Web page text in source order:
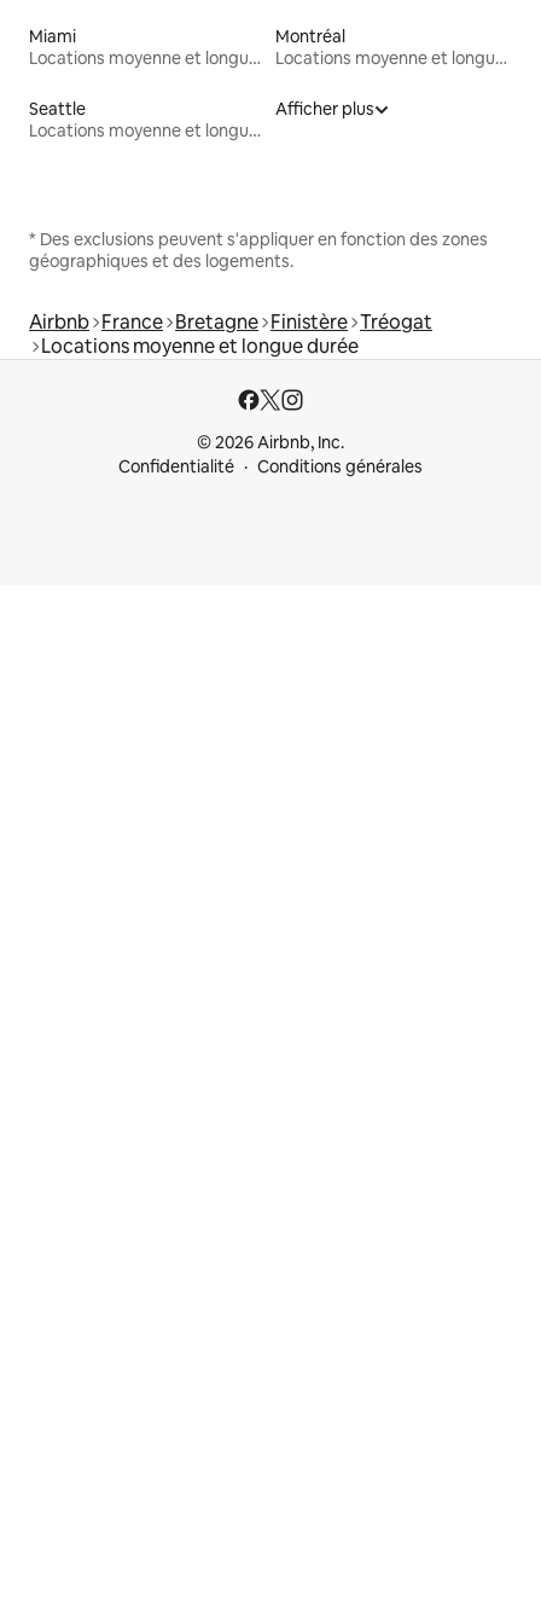
Miami
Locations moyenne et longue durée
Montréal
Locations moyenne et longue durée
Seattle
Locations moyenne et longue durée
Afficher plus
* Des exclusions peuvent s'appliquer en fonction des zones
géographiques et des logements.
Airbnb France Bretagne Finistère Tréogat
Locations moyenne et longue durée
© 2026 Airbnb, Inc.
Confidentialité
Conditions générales